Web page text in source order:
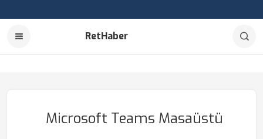
RetHaber
Microsoft Teams Masaüstü